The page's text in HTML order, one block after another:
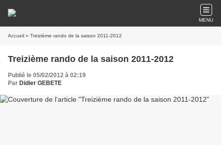
MENU
Accueil » Treizième rando de la saison 2011-2012
Treizième rando de la saison 2011-2012
Publié le 05/02/2012 à 02:19
Par Didier GEBETE